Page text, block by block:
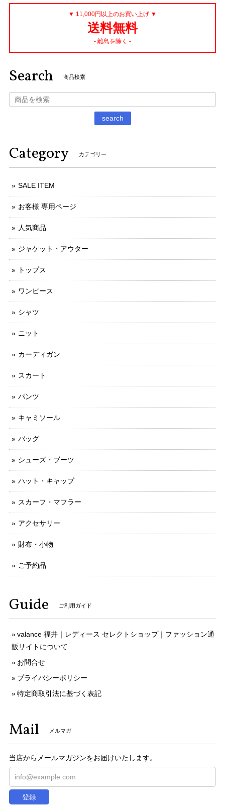
▼ 11,000円以上のお買い上げ ▼
送料無料
- 離島を除く -
Search 商品検索
search
Category カテゴリー
SALE ITEM
お客様 専用ページ
人気商品
ジャケット・アウター
トップス
ワンピース
シャツ
ニット
カーディガン
スカート
パンツ
キャミソール
バッグ
シューズ・ブーツ
ハット・キャップ
スカーフ・マフラー
アクセサリー
財布・小物
ご予約品
Guide ご利用ガイド
valance 福井｜レディース セレクトショップ｜ファッション通
販サイトについて
お問合せ
プライバシーポリシー
特定商取引法に基づく表記
Mail メルマガ
当店からメールマガジンをお届けいたします。
登録